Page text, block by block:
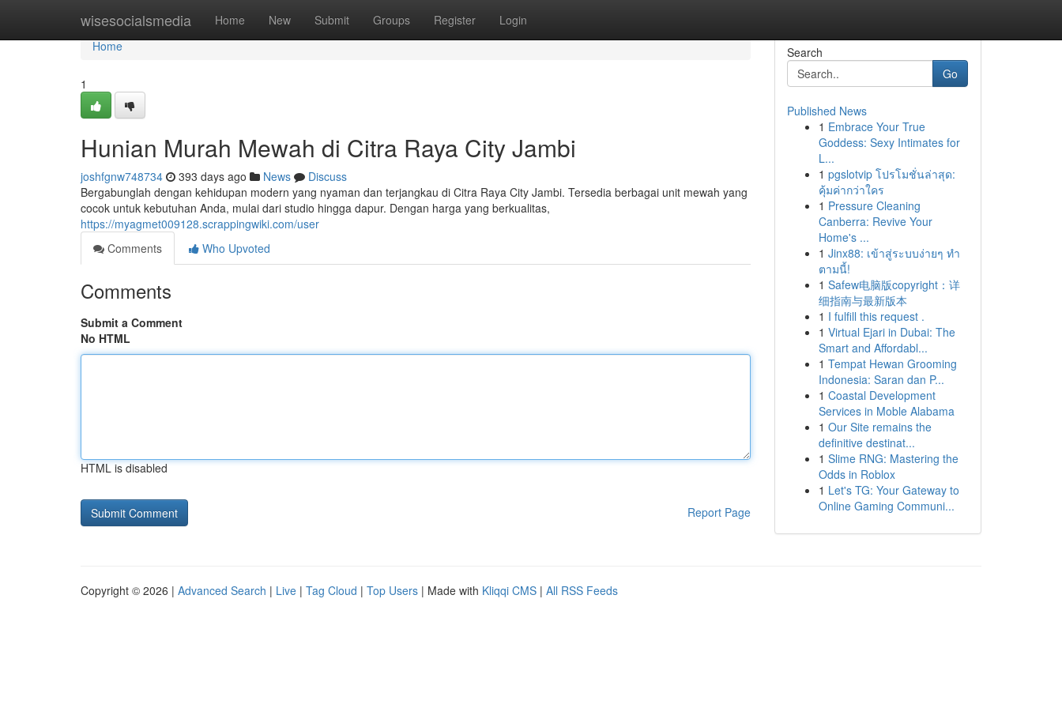
wisesocialsmedia Home New Submit Groups Register Login
Home
Home
1
Hunian Murah Mewah di Citra Raya City Jambi
joshfgnw748734 393 days ago News
Discuss
Bergabunglah dengan kehidupan modern yang nyaman dan terjangkau di Citra Raya City Jambi. Tersedia berbagai unit mewah yang
cocok untuk kebutuhan Anda, mulai dari studio hingga dapur. Dengan harga yang berkualitas,
https://myagmet009128.scrappingwiki.com/user
Comments
Who Upvoted
Comments
Submit a Comment
No HTML
HTML is disabled
Report Page
Search
Go
Published News
1 Embrace Your True
Goddess: Sexy Intimates for
L...
1 pgslotvip โปรโมชั่นล่าสุด:
คุ้มค่ากว่าใคร
1 Pressure Cleaning
Canberra: Revive Your
Home's ...
1 Jinx88: เข้าสู่ระบบง่ายๆ ทำ
ตามนี้!
1 Safew电脑版copyright：详
细指南与最新版本
1 I fulfill this request .
1 Virtual Ejari in Dubai: The
Smart and Affordabl...
1 Tempat Hewan Grooming
Indonesia: Saran dan P...
1 Coastal Development
Services in Moble Alabama
1 Our Site remains the
definitive destinat...
1 Slime RNG: Mastering the
Odds in Roblox
1 Let's TG: Your Gateway to
Online Gaming Communi...
Copyright © 2026 | Advanced Search | Live | Tag Cloud | Top Users | Made with Kliqqi CMS | All RSS Feeds